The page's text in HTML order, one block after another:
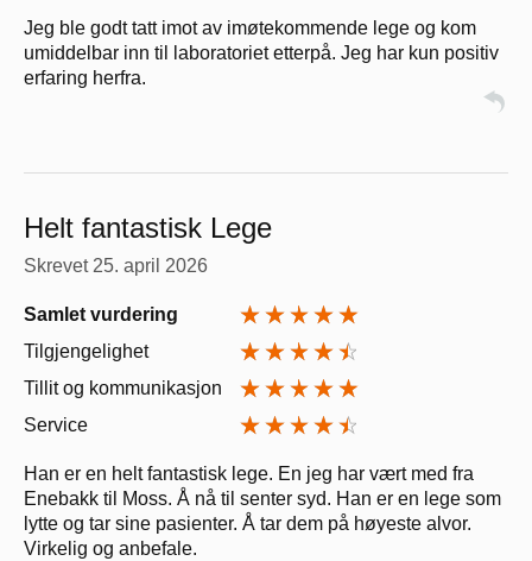
Jeg ble godt tatt imot av imøtekommende lege og kom
umiddelbar inn til laboratoriet etterpå. Jeg har kun positiv
erfaring herfra.
Helt fantastisk Lege
Skrevet 25. april 2026
Samlet vurdering
Tilgjengelighet
Tillit og kommunikasjon
Service
Han er en helt fantastisk lege. En jeg har vært med fra
Enebakk til Moss. Å nå til senter syd. Han er en lege som
lytte og tar sine pasienter. Å tar dem på høyeste alvor.
Virkelig og anbefale.